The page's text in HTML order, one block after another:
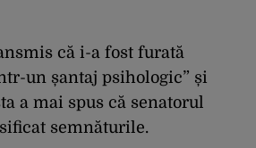
că i-a fost furată
un șantaj psihologic” și
a mai spus că senatorul
semnăturile.